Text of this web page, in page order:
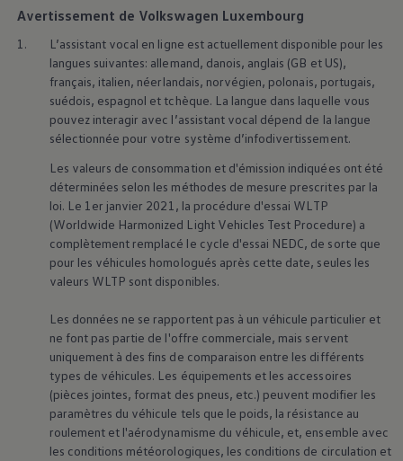
-> WLTP
-> Mises à jour logicielles
ID. Mise à jour du logiciel
Mise à jour GPS
Mises à jour logicielles pour véhicules
-> Rappel de sécurité des airbags Takata
-> Payez votre parking
Innovations Volkswagen
Options numériques
Trouver des services pour votre modèle
Mises à jour pour les logiciels, les cartes et la
Applications Volkswagen, connexion et
We Charge
Réseau Volkswagen Luxembourg
Liste des concessionnaires
Recherche de concessionnaire
75 ans de Volkswagen au Luxembourg
Avertissement de Volkswagen Luxembourg
1.
L’assistant vocal en ligne est actuellement disponible pour les
langues suivantes: allemand, danois, anglais (GB et US),
français, italien, néerlandais, norvégien, polonais, portugais,
suédois, espagnol et tchèque. La langue dans laquelle vous
pouvez interagir avec l’assistant vocal dépend de la langue
sélectionnée pour votre système d’infodivertissement.
Les valeurs de consommation et d'émission indiquées ont été
déterminées selon les méthodes de mesure prescrites par la
loi. Le 1er janvier 2021, la procédure d'essai WLTP
(Worldwide Harmonized Light Vehicles Test Procedure) a
complètement remplacé le cycle d'essai NEDC, de sorte que
pour les véhicules homologués après cette date, seules les
valeurs WLTP sont disponibles.
Les données ne se rapportent pas à un véhicule particulier et
ne font pas partie de l'offre commerciale, mais servent
uniquement à des fins de comparaison entre les différents
types de véhicules. Les équipements et les accessoires
(pièces jointes, format des pneus, etc.) peuvent modifier les
paramètres du véhicule tels que le poids, la résistance au
roulement et l'aérodynamisme du véhicule, et, ensemble avec
les conditions météorologiques, les conditions de circulation et